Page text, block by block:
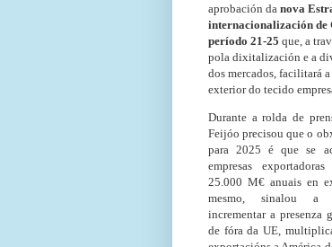
aprobación da nova
internacionalización de
período 21-25 que, a
pola dixitalización e a
dos mercados, facilitará a
exterior do tecido
Durante a rolda de
Feijóo precisou que o
para 2025 é que se
empresas
25.000 M€ anuais en
mesmo, sinalou a
incrementar a presenza
de fóra da UE,